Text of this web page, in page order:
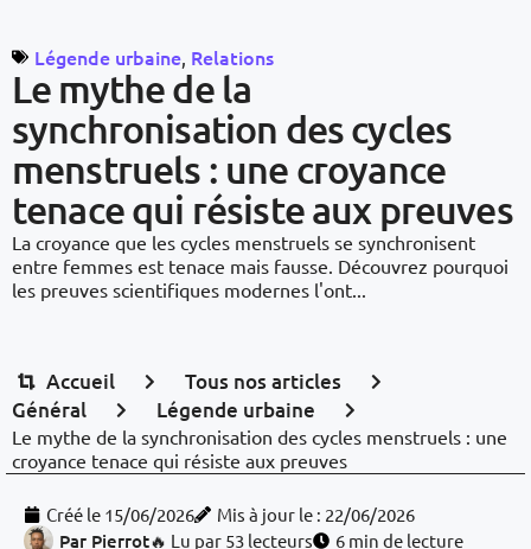
Le mythe de la
synchronisation des cycles
menstruels : une croyance
tenace qui résiste aux preuves
Légende urbaine, Relations
La croyance que les cycles menstruels se synchronisent
entre femmes est tenace mais fausse. Découvrez pourquoi
les preuves scientifiques modernes l'ont...
Accueil
Tous nos articles
Général
Légende urbaine
Le mythe de la synchronisation des cycles menstruels : une
croyance tenace qui résiste aux preuves
Créé le 15/06/2026 Mis à jour le : 22/06/2026
Par Pierrot🔥 Lu par 53 lecteurs 6 min de lecture